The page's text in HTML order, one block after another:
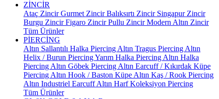
ZİNCİR
Ataç ZincirGurmet ZincirBalıksırtı Zincir Singapur Zincir
Burgu ZincirFigaro ZincirPullu ZincirModern Altın Zincir
Tüm Ürünler
PİERCİNG
Altın Sallantılı Halka Piercing Altın Tragus Piercing Altın
Helix / Burun PiercingYarım Halka Piercing Altın Halka
Piercing Altın Göbek Piercing Altın Earcuff / Kıkırdak Küpe
Piercing Altın Hook / Baston Küpe Altın Kaş / Rook Piercing
Altın Industriel EarcuffAltın Harf Koleksiyon Piercing
Tüm Ürünler